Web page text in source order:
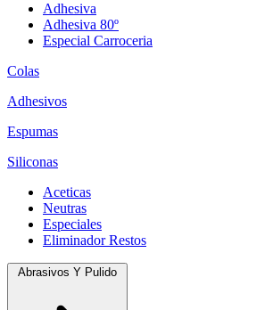
Adhesiva
Adhesiva 80º
Especial Carroceria
Colas
Adhesivos
Espumas
Siliconas
Aceticas
Neutras
Especiales
Eliminador Restos
Abrasivos Y Pulido